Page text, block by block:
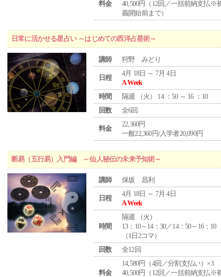
料金
40,500円（12回／一括前納支払※
義開始前まで）
日常に活かせる星占い ～はじめての西洋占星術～
講師 狩野 みどり
日程
4月 18日 ～ 7月 4日
A Week
時間
隔週 （火 ） 14 ：50 ～ 16 ：10
回数
全6回
料金
22,360円
一般22,360円/入学者20,090円
断易（五行易）入門編 ～仙人秘伝の未来予知術～
講師 保坂 昌利
日程
4月 18日 ～ 7月 4日
A Week
時間
隔週 （火 ）
13：10～14：30／14：50～16：10
（1日2コマ）
回数
全12回
料金
14,580円（4回／分割支払い）×3
40,500円（12回／一括前納支払※